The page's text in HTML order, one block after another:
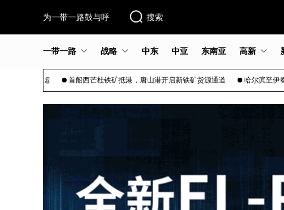
为一带一路鼓与呼 搜索
一带一路 战略 中东 中亚 东南亚 高新
首船西芒杜铁矿抵港，唐山港开启新铁矿货源通道​ 哈尔滨至伊春高铁开启试运行，